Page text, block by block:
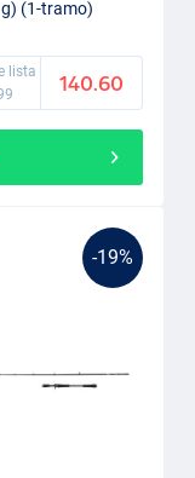
(1-tramo)
lista
140.60
-19%